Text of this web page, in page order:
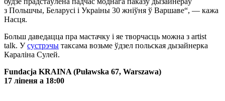
з Польшчы, Беларусі і Украіны 30 жніўня ў Варшаве“, — кажа
Насця.
Больш даведацца пра мастачку і яе творчасць можна з artist
talk. Усустрэчы таксама возьме ўдзел польская дызайнерка
Караліна Сулей.
Fundacja KRAINA (Puławska 67, Warszawa)
17 ліпеня а 18:00